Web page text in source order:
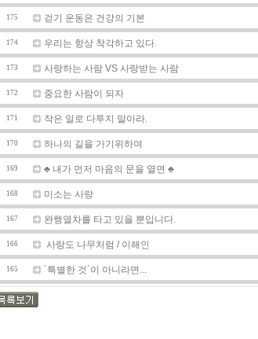
175 걷기 운동은 건강의 기본
174 우리는 항상 착각하고 있다.
173 사랑하는 사람 VS 사랑받는 사람
172 중요한 사람이 되자
171 작은 일로 다투지 말아라.
170 하나의 길을 가기위하여
169 ♣ 내가 먼저 마음의 문을 열면 ♣
168 미소는 사랑
167 완행열차를 타고 있을 뿐입니다.
166 사랑도 나무처럼 / 이해인
165 ´특별한 것´이 아니라면...